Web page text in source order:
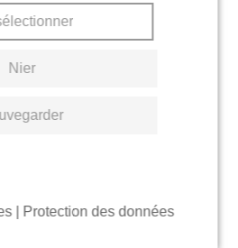
Nier
| Protection des données